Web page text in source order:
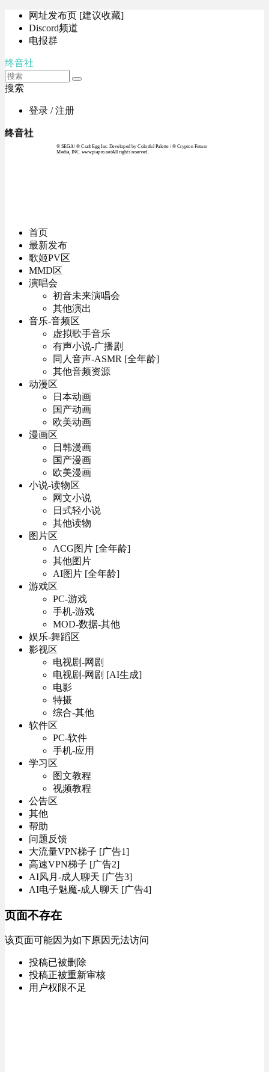
网址发布页 [建议收藏]
Discord频道
电报群
终音社
搜索
登录 / 注册
终音社
© SEGA / © Craft Egg Inc. Developed by Colorful Palette / © Crypton Future
Media, INC. www.piapro.netAll rights reserved.
首页
最新发布
歌姬PV区
MMD区
演唱会
初音未来演唱会
其他演出
音乐-音频区
虚拟歌手音乐
有声小说-广播剧
同人音声-ASMR [全年龄]
其他音频资源
动漫区
日本动画
国产动画
欧美动画
漫画区
日韩漫画
国产漫画
欧美漫画
小说-读物区
网文小说
日式轻小说
其他读物
图片区
ACG图片 [全年龄]
其他图片
AI图片 [全年龄]
游戏区
PC-游戏
手机-游戏
MOD-数据-其他
娱乐-舞蹈区
影视区
电视剧-网剧
电视剧-网剧 [AI生成]
电影
特摄
综合-其他
软件区
PC-软件
手机-应用
学习区
图文教程
视频教程
公告区
其他
帮助
问题反馈
大流量VPN梯子 [广告1]
高速VPN梯子 [广告2]
AI风月-成人聊天 [广告3]
AI电子魅魔-成人聊天 [广告4]
页面不存在
该页面可能因为如下原因无法访问
投稿已被删除
投稿正被重新审核
用户权限不足